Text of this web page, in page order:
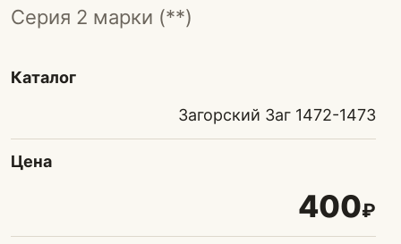
Серия 2 марки (**)
Каталог
Загорский Заг 1472-1473
Цена
400₽